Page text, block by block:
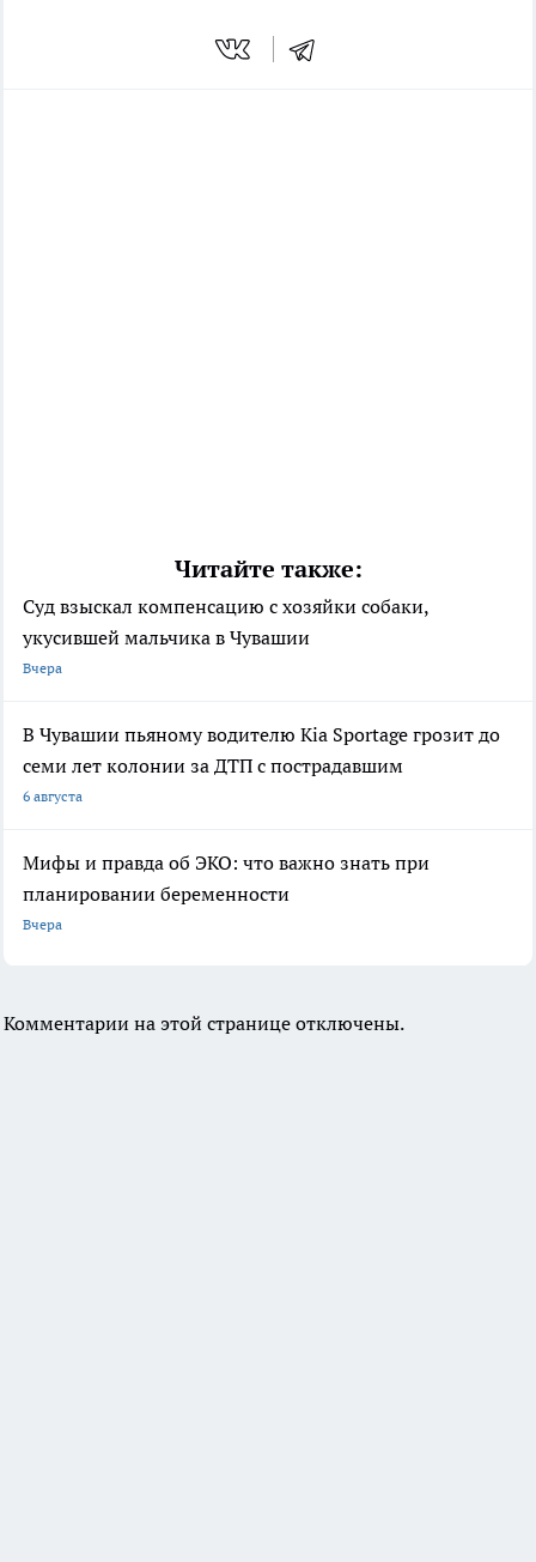
Читайте также:
Суд взыскал компенсацию с хозяйки собаки,
укусившей мальчика в Чувашии
Вчера
В Чувашии пьяному водителю Kia Sportage грозит до
семи лет колонии за ДТП с пострадавшим
6 августа
Мифы и правда об ЭКО: что важно знать при
планировании беременности
Вчера
Комментарии на этой странице отключены.